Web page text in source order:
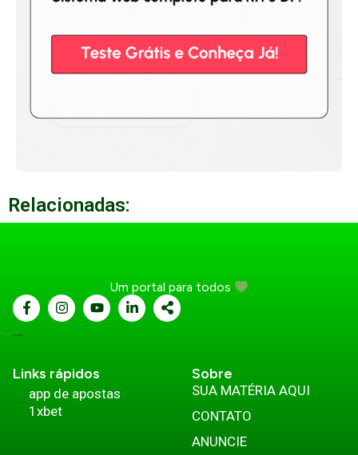
Relacionadas:
Um portal para todos
...
Links rápidos
app de apostas
1xbet
Sobre
SUA MATÉRIA AQUI
CONTATO
ANUNCIE